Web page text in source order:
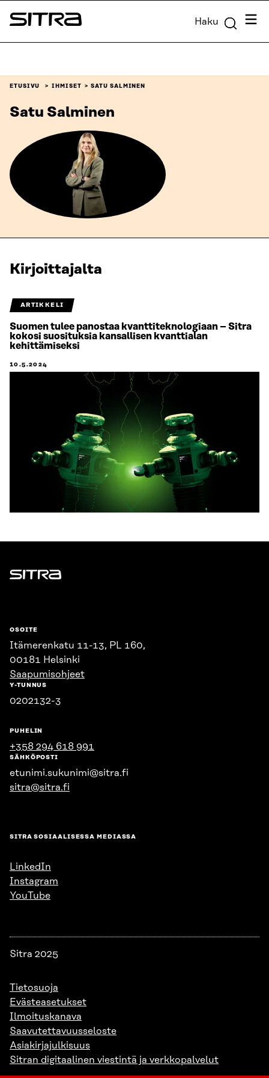
Siirry
suoraan
Sitra Haku
ETUSIVU IHMISET SATU SALMINEN
Satu Salminen
Kirjoittajalta
ARTIKKELI
Suomen tulee panostaa kvanttiteknologiaan – Sitra
kokosi suosituksia kansallisen kvanttialan
kehittämiseksi
10.5.2024
Sitra
OSOITE
Itämerenkatu 11-13, PL 160,
00181 Helsinki
Saapumisohjeet
Y-TUNNUS
0202132-3
PUHELIN
+358 294 618 991
SÄHKÖPOSTI
etunimi.sukunimi@sitra.fi
sitra@sitra.fi
SITRA SOSIAALISESSA MEDIASSA
LinkedIn
Instagram
YouTube
Sitra 2025
Tietosuoja
Evästeasetukset
Ilmoituskanava
Saavutettavuusseloste
Asiakirjajulkisuus
Sitran digitaalinen viestintä ja verkkopalvelut